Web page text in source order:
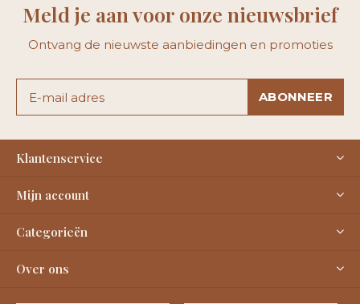
Meld je aan voor onze nieuwsbrief
Ontvang de nieuwste aanbiedingen en promoties
ABONNEER
Klantenservice
Mijn account
Categorieën
Over ons